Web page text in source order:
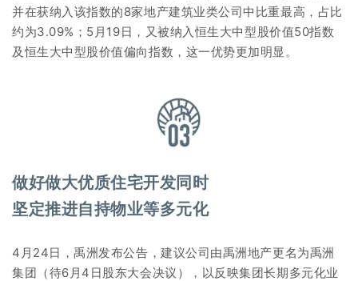
并在获纳入该指数的8家地产建筑业类公司中比重最高，占比
约为3.09%；5月19日，又被纳入恒生大中型股价值50指数
及恒生大中型股价值偏向指数，这一优势更加明显。
做好做大优质住宅开发同时
坚定推进自持物业等多元化
4月24日，禹洲发布公告，建议公司由禹洲地产更名为禹洲
集团（待6月4日股东大会决议），以反映集团长期多元化业